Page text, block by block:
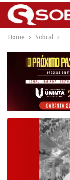
Home Sobral